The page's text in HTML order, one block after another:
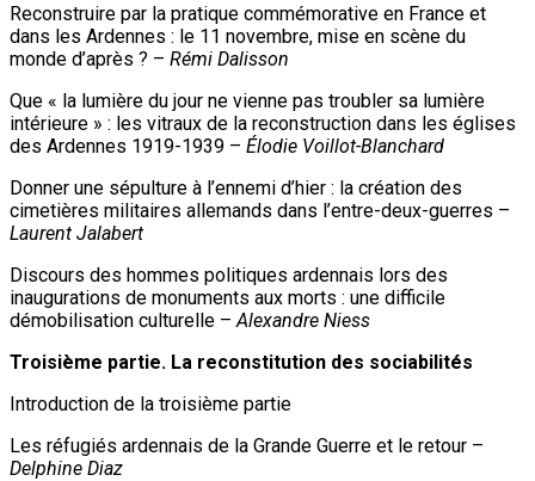
Reconstruire par la pratique commémorative en France et
dans les Ardennes : le 11 novembre, mise en scène du
monde d’après ? – Rémi Dalisson
Que « la lumière du jour ne vienne pas troubler sa lumière
intérieure » : les vitraux de la reconstruction dans les églises
des Ardennes 1919-1939 – Élodie Voillot-Blanchard
Donner une sépulture à l’ennemi d’hier : la création des
cimetières militaires allemands dans l’entre-deux-guerres –
Laurent Jalabert
Discours des hommes politiques ardennais lors des
inaugurations de monuments aux morts : une difficile
démobilisation culturelle –Alexandre Niess
Troisième partie. La reconstitution des sociabilités
Introduction de la troisième partie
Les réfugiés ardennais de la Grande Guerre et le retour –
Delphine Diaz